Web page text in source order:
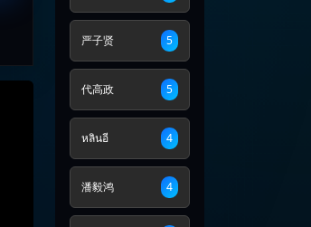
严子贤 5
代高政 5
หลินอี 4
潘毅鸿 4